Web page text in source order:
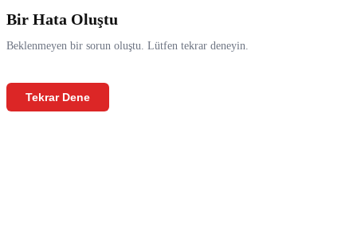
Bir Hata Oluştu
Beklenmeyen bir sorun oluştu. Lütfen tekrar deneyin.
Tekrar Dene